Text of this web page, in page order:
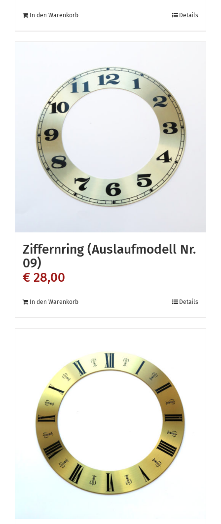
In den Warenkorb Details
Ziffernring (Auslaufmodell Nr.
09)
€ 28,00
In den Warenkorb Details